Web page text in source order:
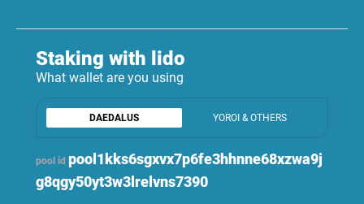
Staking with lido
What wallet are you using
DAEDALUS YOROI & OTHERS
pool id pool1kks6sgxvx7p6fe3hhnne68xzwa9j
g8qgy50yt3w3lrelvns7390